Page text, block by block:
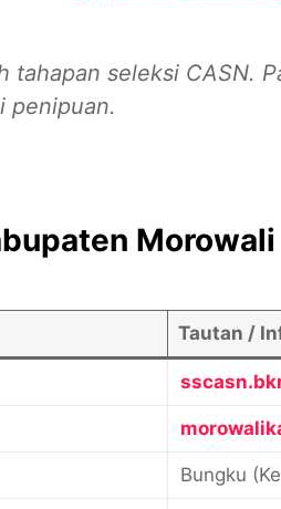
tahapan seleksi CASN.
penipuan.
Morowali
Tautan /
Bungku